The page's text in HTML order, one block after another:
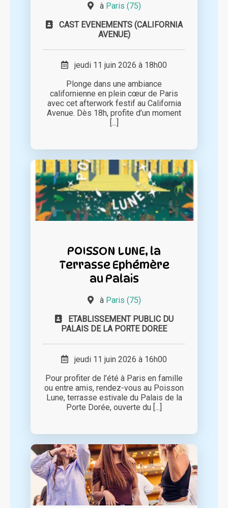
à Paris (75)
CAST EVENEMENTS (CALIFORNIA
AVENUE)
jeudi 11 juin 2026 à 18h00
Plonge dans une ambiance
californienne en plein cœur de Paris
avec cet afterwork festif au California
Avenue. Dès 18h, profite d’un moment
[...]
POISSON LUNE, la
Terrasse Ephémère
au Palais
à Paris (75)
ETABLISSEMENT PUBLIC DU
PALAIS DE LA PORTE DOREE
jeudi 11 juin 2026 à 16h00
Pour profiter de l’été à Paris en famille
ou entre amis, rendez-vous au Poisson
Lune, terrasse estivale du Palais de la
Porte Dorée, ouverte du [...]